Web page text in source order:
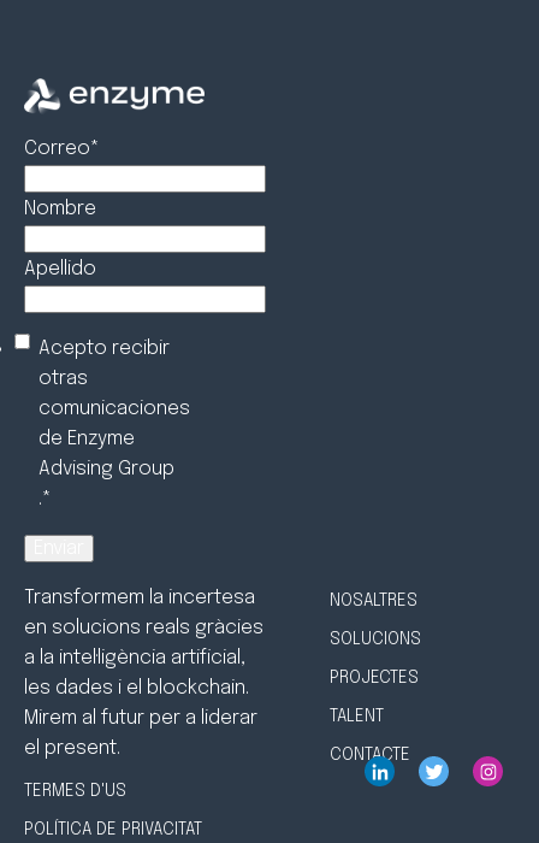
Correo*
Nombre
Apellido
Acepto recibir
otras
comunicaciones
de Enzyme
Advising Group
.*
Transformem la incertesa
en solucions reals gràcies
a la intel·ligència artificial,
les dades i el blockchain.
Mirem al futur per a liderar
el present.
NOSALTRES
SOLUCIONS
PROJECTES
TALENT
CONTACTE
TERMES D'US
POLÍTICA DE PRIVACITAT